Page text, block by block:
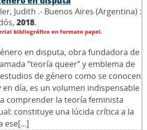
Judith .- Buenos Aires (Argentina) :
2018.
bibliográfico en formato papel.
en disputa, obra fundadora de
“teoría queer” y emblema de
de género como se conocen
en día, es un volumen indispensable
comprender la teoría feminista
constituye una lúcida crítica a la
ese[...]